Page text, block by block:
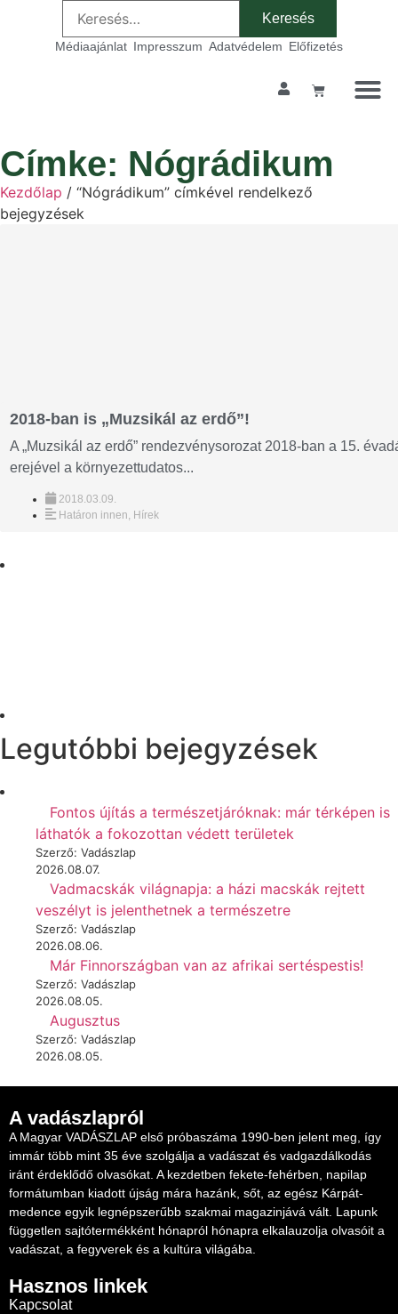
Médiaajánlat Impresszum Adatvédelem Előfizetés
Címke: Nógrádikum
Kezdőlap / “Nógrádikum” címkével rendelkező
bejegyzések
2018-ban is „Muzsikál az erdő”!
A „Muzsikál az erdő” rendezvénysorozat 2018-ban a 15.
erejével a környezettudatos...
2018.03.09.
Határon innen, Hírek
Legutóbbi bejegyzések
Fontos újítás a természetjáróknak: már térképen is
láthatók a fokozottan védett területek
Szerző: Vadászlap
2026.08.07.
Vadmacskák világnapja: a házi macskák rejtett
veszélyt is jelenthetnek a természetre
Szerző: Vadászlap
2026.08.06.
Már Finnországban van az afrikai sertéspestis!
Szerző: Vadászlap
2026.08.05.
Augusztus
Szerző: Vadászlap
2026.08.05.
A vadászlapról
A Magyar VADÁSZLAP első próbaszáma 1990-ben jelent meg, így
immár több mint 35 éve szolgálja a vadászat és vadgazdálkodás
iránt érdeklődő olvasókat. A kezdetben fekete-fehérben, napilap
formátumban kiadott újság mára hazánk, sőt, az egész Kárpát-
medence egyik legnépszerűbb szakmai magazinjává vált. Lapunk
független sajtótermékként hónapról hónapra elkalauzolja olvasóit a
vadászat, a fegyverek és a kultúra világába.
Hasznos linkek
Kapcsolat